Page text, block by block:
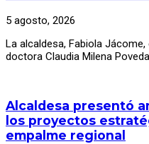
5 agosto, 2026
La alcaldesa, Fabiola
doctora Claudia Milena
Alcaldesa presentó
los proyectos
empalme regional